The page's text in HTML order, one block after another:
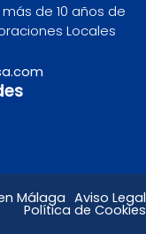
de 10 años de
Locales
Málaga Aviso Legal
Política de Cookies